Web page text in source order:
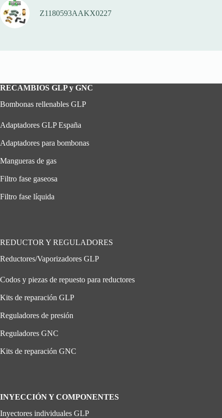
Z1180593AAKX0227
RECAMBIOS GLP y GNC
Bombonas rellenables GLP
Adaptadores GLP España
Adaptadores para bombonas
Mangueras de gas
Filtro fase gaseosa
Filtro fase líquida
REDUCTOR Y REGULADORES
Reductores/Vaporizadores GLP
Codos y piezas de repuesto para reductores
Kits de reparación GLP
Reguladores de presión
Reguladores GNC
Kits de reparación GNC
INYECCIÓN Y COMPONENTES
Inyectores individuales GLP